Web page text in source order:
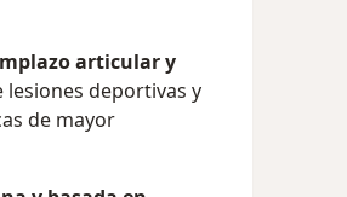
articular y
deportivas y
de mayor